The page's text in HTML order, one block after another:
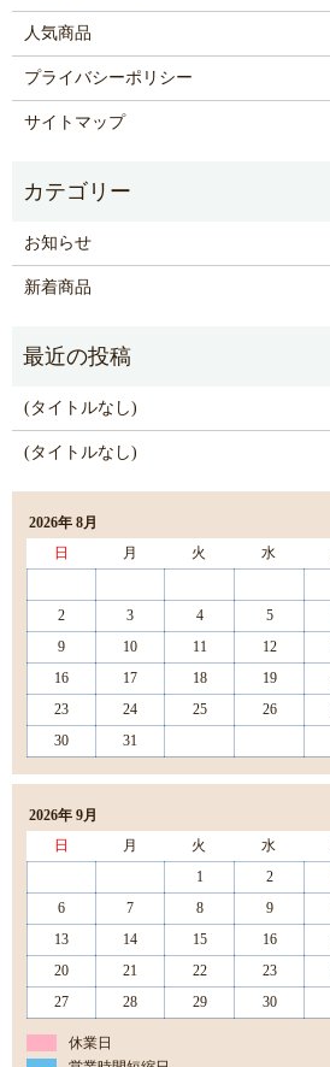
人気商品
プライバシーポリシー
サイトマップ
お知らせ
新着商品
(タイトルなし)
(タイトルなし)
2026年 8月
日
月 火 水
2
3 4 5
9
10 11 12
16
17 18 19
23
24 25 26
30
31
2026年 9月
日
月 火 水
1
2
6
7 8 9
13
14 15 16
20
21 22 23
27
28 29 30
休業日